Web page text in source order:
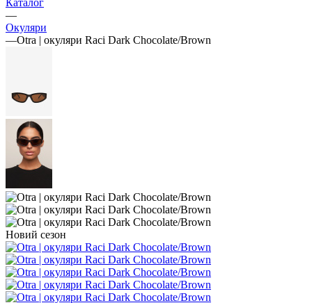
Каталог
—
Окуляри
—Otra | окуляри Raci Dark Chocolate/Brown
Новий сезон